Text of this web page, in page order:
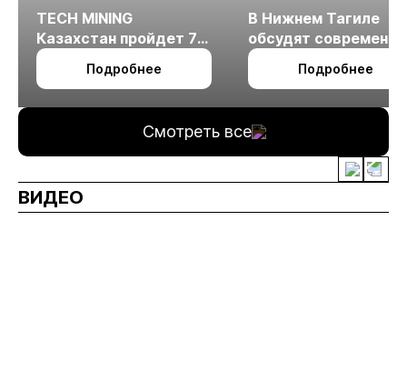
TECH MINING
Казахстан пройдет 7
октября в Алматы
Подробнее
В Нижнем Тагиле
обсудят
технологии
измельчения
Подробнее
Смотреть все
ВИДЕО